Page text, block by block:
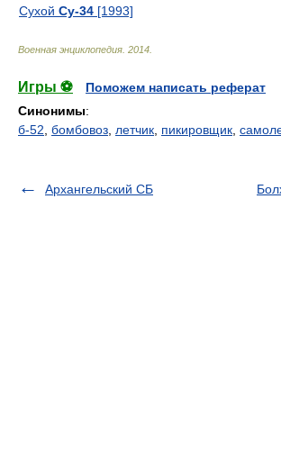
Сухой Су-34 [1993]
Военная энциклопедия 2014
Игры ⚽
Поможем написать реферат
Синонимы:
б-52 бомбовоз летчик пикировщик
Архангельский СБ